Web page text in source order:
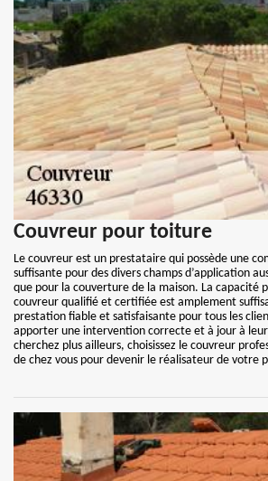
Couvreur pour toiture
Le couvreur est un prestataire qui possède une
suffisante pour des divers champs d’application
que pour la couverture de la maison. La capacité
couvreur qualifié et certifiée est amplement
prestation fiable et satisfaisante pour tous les
apporter une intervention correcte et à jour à
cherchez plus ailleurs, choisissez le couvreur
de chez vous pour devenir le réalisateur de votre